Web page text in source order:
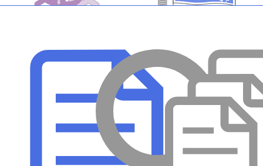
エサ・添加剤
SHOP
買い方